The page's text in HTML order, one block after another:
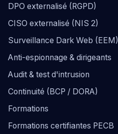
DPO externalisé (RGPD)
CISO externalisé (NIS 2)
Surveillance Dark Web (EEM)
Anti-espionnage & dirigeants
Audit & test d'intrusion
Continuité (BCP / DORA)
Formations
Formations certifiantes PECB